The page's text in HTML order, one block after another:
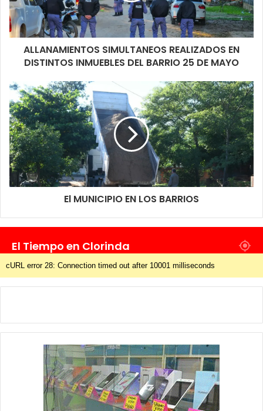
ALLANAMIENTOS SIMULTANEOS REALIZADOS EN
DISTINTOS INMUEBLES DEL BARRIO 25 DE MAYO
El MUNICIPIO EN LOS BARRIOS
El Tiempo en Clorinda
cURL error 28: Connection timed out after 10001 milliseconds